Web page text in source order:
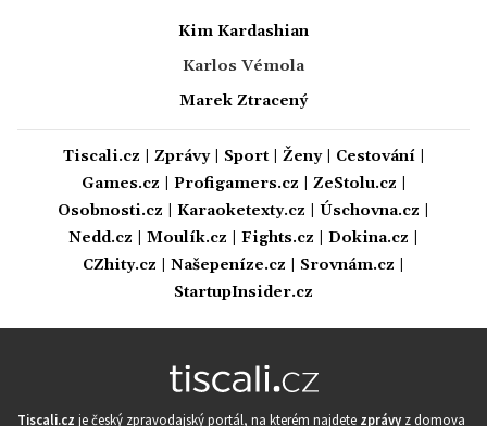
Kim Kardashian
Karlos Vémola
Marek Ztracený
Tiscali.cz Zprávy| Sport| Ženy| Cestování|
Games.cz
Profigamers.cz ZeStolu.cz
Osobnosti.cz
Karaoketexty.cz Úschovna.cz
Nedd.cz
Moulík.cz Fights.cz Dokina.cz
CZhity.cz
Našepeníze.cz Srovnám.cz
StartupInsider.cz
Tiscali.cz je český zpravodajský portál, na kterém najdete zprávy z domova